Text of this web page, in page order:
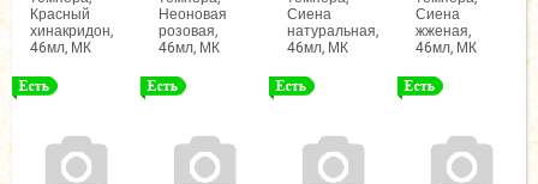
Красный
хинакридон,
46мл, МК
Неоновая
розовая,
46мл, МК
Сиена
натуральная,
46мл, МК
Сиена
жженая,
46мл, МК